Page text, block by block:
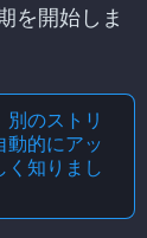
を開始しま
別のストリ
動的にアッ
く知りまし